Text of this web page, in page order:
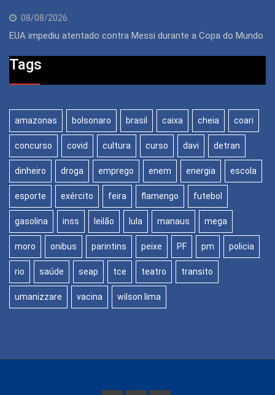
08/08/2026
EUA impediu atentado contra Messi durante a Copa do Mundo
Tags
amazonas bolsonaro brasil caixa cheia coari
concurso covid cultura curso davi detran
dinheiro droga emprego enem energia escola
esporte exército feira flamengo futebol
gasolina inss leilão lula manaus mega
moro onibus parintins peixe PF pm policia
rio saúde seap tce teatro transito
umanizzare vacina wilson lima